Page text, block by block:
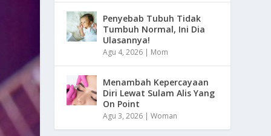
Penyebab Tubuh Tidak
Tumbuh Normal, Ini Dia
Ulasannya!
Agu 4, 2026 | Mom
Menambah Kepercayaan
Diri Lewat Sulam Alis Yang
On Point
Agu 3, 2026 |Woman